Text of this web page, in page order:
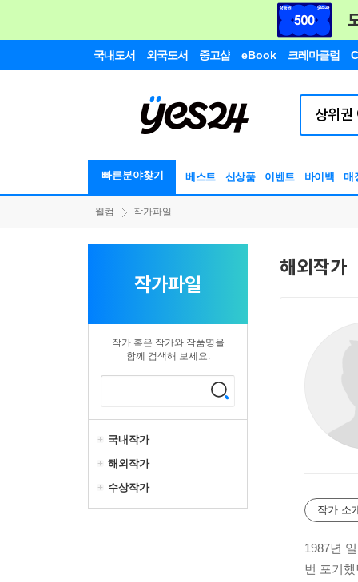
국내도서 외국도서 중고샵 eBook 크레마클럽
빠른분야찾기 베스트 신상품 이벤트 바이백 매
웰컴 작가파일
작가파일
작가 혹은 작가와 작품명을
함께 검색해 보세요.
국내작가
해외작가
수상작가
해외작가
작가 소
1987년
번 포기